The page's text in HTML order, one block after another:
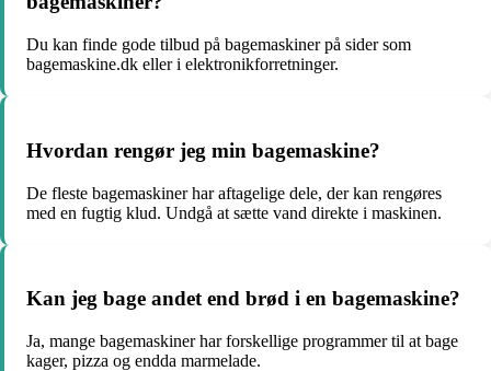
Du kan finde gode tilbud på bagemaskiner på sider som
bagemaskine.dk eller i elektronikforretninger.
Hvordan rengør jeg min bagemaskine?
De fleste bagemaskiner har aftagelige dele, der kan rengøres
med en fugtig klud. Undgå at sætte vand direkte i maskinen.
Kan jeg bage andet end brød i en bagemaskine?
Ja, mange bagemaskiner har forskellige programmer til at bage
kager, pizza og endda marmelade.